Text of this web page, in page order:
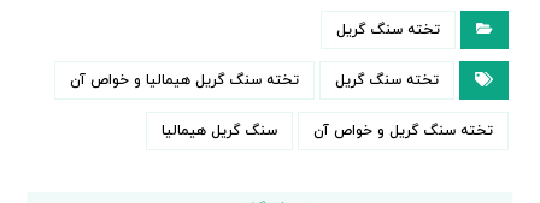
تخته سنگ گریل
تخته سنگ گریل تخته سنگ گریل هیمالیا و خواص آن
تخته سنگ گریل و خواص آن سنگ گریل هیمالیا